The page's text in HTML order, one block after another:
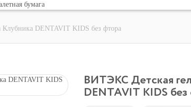
бумага
Клубника DENTAVIT KIDS без фтора
ВИТЭКС Детская
DENTAVIT KIDS без